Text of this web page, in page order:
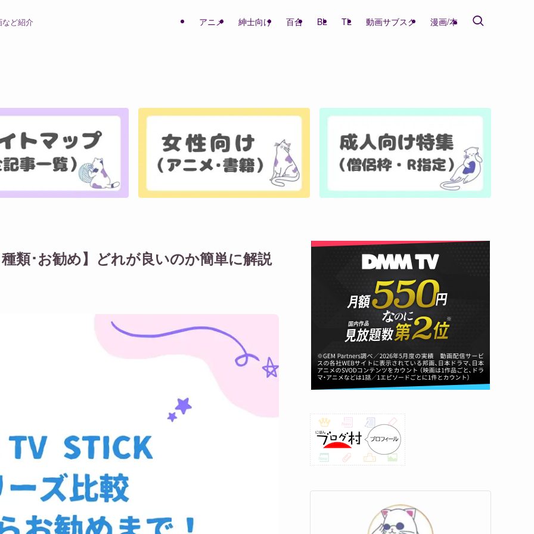
ど紹介 アニメ 紳士向け 百合 BL TL 動画サブスク 漫画/本
種類･お勧め】どれが良いのか簡単に解説